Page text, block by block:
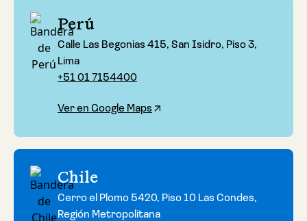
Perú
Calle Las Begonias 415, San Isidro, Piso 3,
Lima
+51 01 7154400
Ver en Google Maps
Chile
Cerro el Plomo 5420, Piso 10 Las Condes,
Región Metropolitana